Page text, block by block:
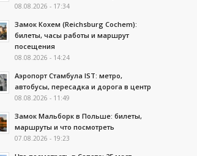
08.08.2026 - 17:34
Замок Кохем (Reichsburg Cochem):
билеты, часы работы и маршрут
посещения
08.08.2026 - 14:24
Аэропорт Стамбула IST: метро,
автобусы, пересадка и дорога в центр
08.08.2026 - 11:49
Замок Мальборк в Польше: билеты,
маршруты и что посмотреть
07.08.2026 - 19:23